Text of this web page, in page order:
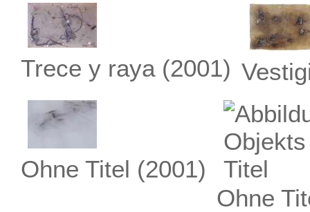
Trece y raya(2001)
Ohne Titel (2001)
Ohne